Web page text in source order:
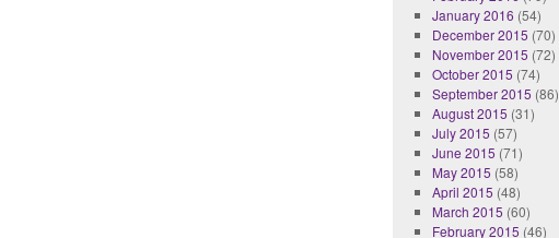
January 2016 (54)
December 2015 (70)
November 2015 (72)
October 2015 (74)
September 2015 (86)
August 2015 (31)
July 2015 (57)
June 2015 (71)
May 2015 (58)
April 2015 (48)
March 2015 (60)
February 2015 (46)